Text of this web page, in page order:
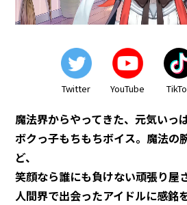
Twitter YouTube
魔法界からやってきた、元気いっ
ボクっ子もちもちボイス。魔法の
ど、
笑顔なら誰にも負けない頑張り屋
人間界で出会ったアイドルに感銘
所属タレント
お知らせ
公式グッズ